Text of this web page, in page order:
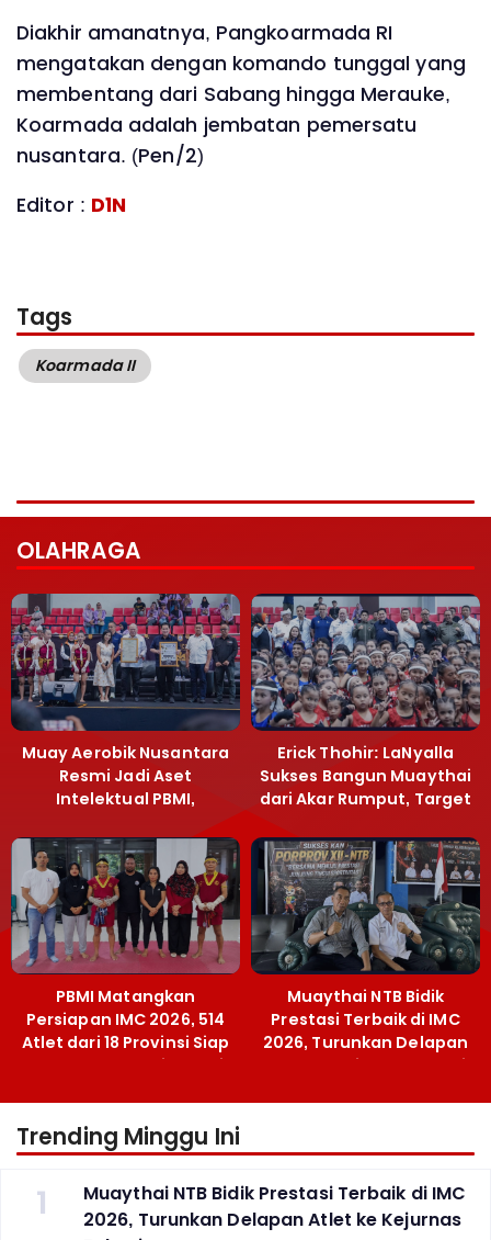
Diakhir amanatnya, Pangkoarmada RI
mengatakan dengan komando tunggal yang
membentang dari Sabang hingga Merauke,
Koarmada adalah jembatan pemersatu
nusantara. (Pen/2)
Editor : D1N
Tags
Koarmada II
OLAHRAGA
Muay Aerobik Nusantara
Resmi Jadi Aset
Intelektual PBMI,
Terobosan Bangun
Grassroots
Erick Thohir: LaNyalla
Sukses Bangun Muaythai
dari Akar Rumput, Target
PBMI Matangkan
Persiapan IMC 2026, 514
Atlet dari 18 Provinsi Siap
Berlaga Besok di Bekasi
Muaythai NTB Bidik
Prestasi Terbaik di IMC
2026, Turunkan Delapan
Atlet ke Kejurnas Bekasi
Trending Minggu Ini
1
Muaythai NTB Bidik Prestasi Terbaik di IMC
2026, Turunkan Delapan Atlet ke Kejurnas